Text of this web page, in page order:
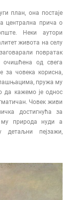
план, она постаје
централна прича о
Неки аутори
живота на селу
повратак
очишћена од свега
за човека корисна,
пружа му
да кажемо је однос
Човек живи
достигнућа за
му природа нуди а
детаљни пејзажи,